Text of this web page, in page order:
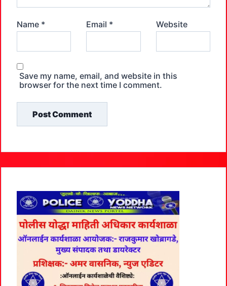
Name * Email * Website
Save my name, email, and website in this
browser for the next time I comment.